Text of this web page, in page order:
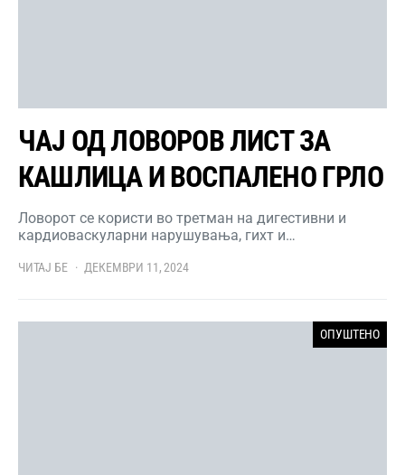
ЧАЈ ОД ЛОВОРОВ ЛИСТ ЗА
КАШЛИЦА И ВОСПАЛЕНО ГРЛО
Ловорот се користи во третман на дигестивни и
кардиоваскуларни нарушувања, гихт и…
ЧИТАЈ БЕ ДЕКЕМВРИ 11, 2024
ОПУШТЕНО